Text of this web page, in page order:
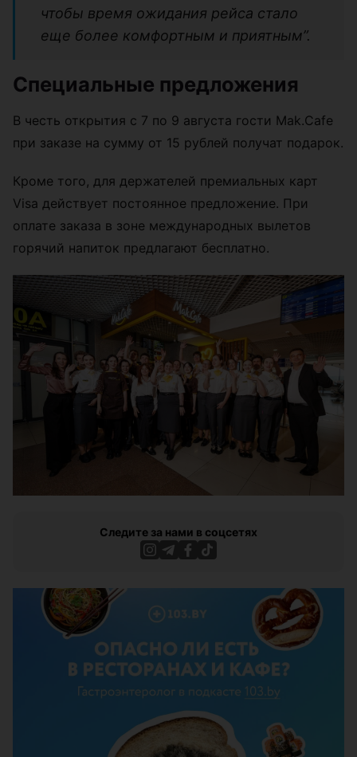
чтобы время ожидания рейса стало
еще более комфортным и приятным”.
Специальные предложения
В честь открытия с 7 по 9 августа гости Mak.Cafe
при заказе на сумму от 15 рублей получат подарок.
Кроме того, для держателей премиальных карт
Visa действует постоянное предложение. При
оплате заказа в зоне международных вылетов
горячий напиток предлагают бесплатно.
Следите за нами в соцсетях